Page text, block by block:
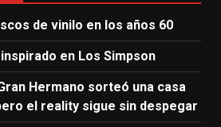
de vinilo en los años 60
en Los Simpson
Hermano sorteó una casa
el reality sigue sin despegar